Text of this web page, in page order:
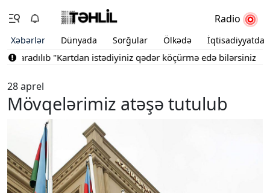
Radio
Xəbərlər Dünyada Sorğular Ölkədə İqtisadiyyatda
"Kartdan istədiyiniz qədər köçürmə edə bilərsiniz"
28 aprel
Mövqelərimiz atəşə tutulub